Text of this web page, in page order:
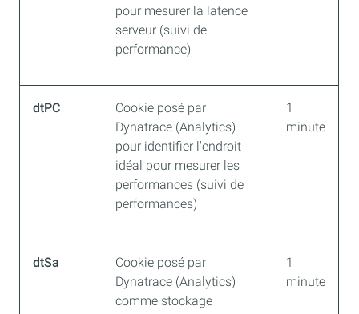
pour mesurer la latence
serveur (suivi de
performance)
dtPC
Cookie posé par
Dynatrace (Analytics)
pour identifier l'endroit
idéal pour mesurer les
performances (suivi de
performances)
1
minute
dtSa
Cookie posé par
Dynatrace (Analytics)
comme stockage
1
minute